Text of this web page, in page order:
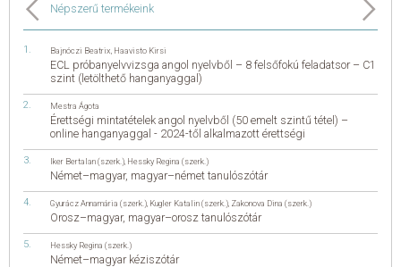
Népszerű termékeink
Bajnóczi Beatrix Haavisto Kirsi
ECL próbanyelvvizsga angol nyelvből – 8 felsőfokú feladatsor – C1
szint (letölthető hanganyaggal)
Mestra Ágota
Érettségi mintatételek angol nyelvből (50 emelt szintű tétel) –
online hanganyaggal - 2024-től alkalmazott érettségi
Iker Bertalan (szerk.) Hessky Regina (szerk.)
Német–magyar, magyar–német tanulószótár
Gyurácz Annamária (szerk.) Kugler Katalin (szerk.) Zakonova Dina (szerk.)
Orosz–magyar, magyar–orosz tanulószótár
Hessky Regina (szerk.)
Német–magyar kéziszótár